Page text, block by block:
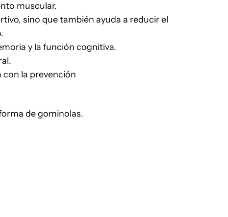
muscular.
sino que también ayuda a reducir el
y la función cognitiva.
con la prevención
de gominolas.